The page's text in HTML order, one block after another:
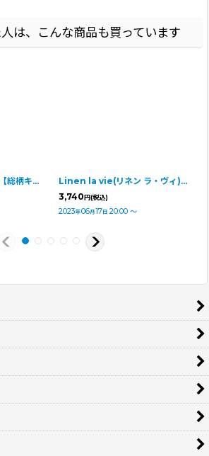
は、こんな商品も買っています
Enjeau(アーンジョー)【総柄キャバリア】ハンカチ
Linen la vie(リネン ラ・ヴィ)：犬柄 【Ｌ字ファスナーポーチ】
3,740円(税込)
2023年06月17日 20:00 ～